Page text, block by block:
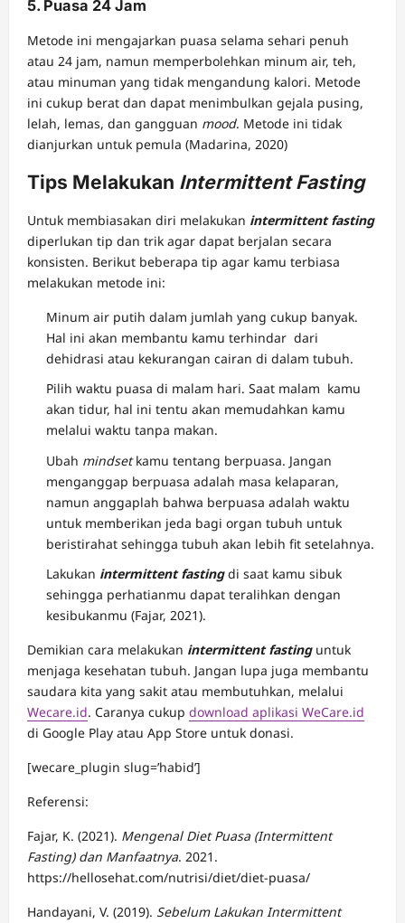
5. Puasa 24 Jam
Metode ini mengajarkan puasa selama sehari penuh
atau 24 jam, namun memperbolehkan minum air, teh,
atau minuman yang tidak mengandung kalori. Metode
ini cukup berat dan dapat menimbulkan gejala pusing,
lelah, lemas, dan gangguan mood. Metode ini tidak
dianjurkan untuk pemula (Madarina, 2020)
Tips Melakukan Intermittent Fasting
Untuk membiasakan diri melakukan intermittent fasting
diperlukan tip dan trik agar dapat berjalan secara
konsisten. Berikut beberapa tip agar kamu terbiasa
melakukan metode ini:
Minum air putih dalam jumlah yang cukup banyak.
Hal ini akan membantu kamu terhindar dari
dehidrasi atau kekurangan cairan di dalam tubuh.
Pilih waktu puasa di malam hari. Saat malam kamu
akan tidur, hal ini tentu akan memudahkan kamu
melalui waktu tanpa makan.
Ubah mindsetkamu tentang berpuasa. Jangan
menganggap berpuasa adalah masa kelaparan,
namun anggaplah bahwa berpuasa adalah waktu
untuk memberikan jeda bagi organ tubuh untuk
beristirahat sehingga tubuh akan lebih fit setelahnya.
Lakukan intermittent fastingdi saat kamu sibuk
sehingga perhatianmu dapat teralihkan dengan
kesibukanmu (Fajar, 2021).
Demikian cara melakukan intermittent fastinguntuk
menjaga kesehatan tubuh. Jangan lupa juga membantu
saudara kita yang sakit atau membutuhkan, melalui
Wecare.id. Caranya cukup download aplikasi WeCare.id
di Google Play atau App Store untuk donasi.
[wecare_plugin slug=’habid’]
Referensi:
Fajar, K. (2021). Mengenal Diet Puasa (Intermittent
Fasting) dan Manfaatnya. 2021.
https://hellosehat.com/nutrisi/diet/diet-puasa/
Handayani, V. (2019). Sebelum Lakukan Intermittent